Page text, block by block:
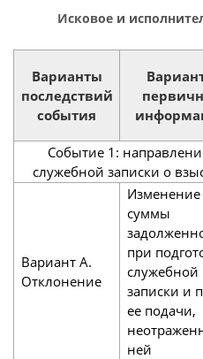
Исковое и
Варианты
последствий
события
Событие 1:
служебной записки о
Вариант А.
Отклонение
Изменение
суммы
при
служебной
записки и
ее подачи,
ней